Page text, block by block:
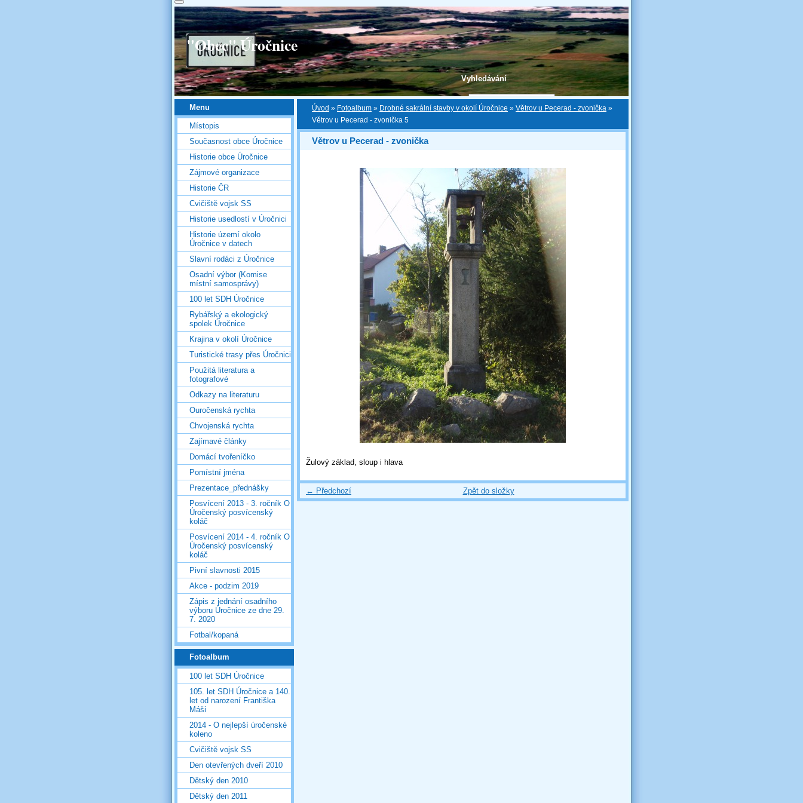
Vyhledávání
"Obec" Úročnice
Úvod » Fotoalbum » Drobné sakrální stavby v okolí Úročnice » Větrov u Pecerad - zvonička »
Větrov u Pecerad - zvonička 5
Větrov u Pecerad - zvonička
Žulový základ, sloup i hlava
← Předchozí Zpět do složky
Menu
Místopis
Současnost obce Úročnice
Historie obce Úročnice
Zájmové organizace
Historie ČR
Cvičiště vojsk SS
Historie usedlostí v Úročnici
Historie území okolo
Úročnice v datech
Slavní rodáci z Úročnice
Osadní výbor (Komise
místní samosprávy)
100 let SDH Úročnice
Rybářský a ekologický
spolek Úročnice
Krajina v okolí Úročnice
Turistické trasy přes Úročnici
Použitá literatura a
fotografové
Odkazy na literaturu
Ouročenská rychta
Chvojenská rychta
Zajímavé články
Domácí tvořeníčko
Pomístní jména
Prezentace_přednášky
Posvícení 2013 - 3. ročník O
Úročenský posvícenský
koláč
Posvícení 2014 - 4. ročník O
Úročenský posvícenský
koláč
Pivní slavnosti 2015
Akce - podzim 2019
Zápis z jednání osadního
výboru Úročnice ze dne 29.
7. 2020
Fotbal/kopaná
Fotoalbum
100 let SDH Úročnice
105. let SDH Úročnice a 140.
let od narození Františka
Máši
2014 - O nejlepší úročenské
koleno
Cvičiště vojsk SS
Den otevřených dveří 2010
Dětský den 2010
Dětský den 2011